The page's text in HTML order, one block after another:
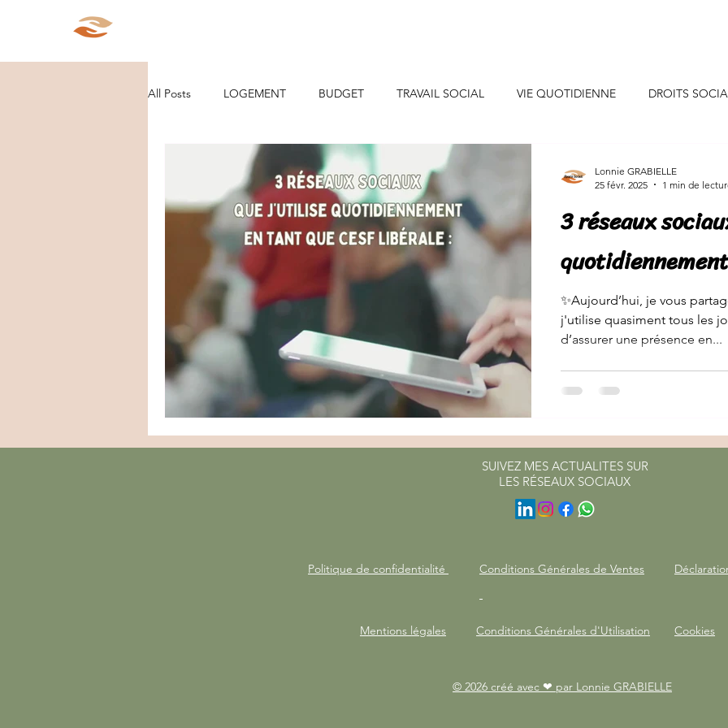
All Posts LOGEMENT BUDGET TRAVAIL SOCIAL VIE QUOTIDIENNE DROITS
ORGANISATION/RANGEMENT CONSEILS DECO
DEMARCHES ADMINISTRATIVES SANTE/ALIMENTATION EVENEMENTS DE VIE
PARCOURS CONSOMMATION
3 réseaux
quotidiennement
✨Aujourd’hui, je vous
j'utilise quasiment tous les
d’assurer une présence en...
Lonnie GRABIELLE
25 févr. 2025
1 min de
SUIVEZ MES ACTUALITES SUR
LES RÉSEAUX SOCIAUX
Politique de confidentialité
Mentions légales
Conditions Générales de Ventes
Conditions Générales d'Utilisation Cookies
© 2026 créé avec ❤ par Lonnie GRABIELLE